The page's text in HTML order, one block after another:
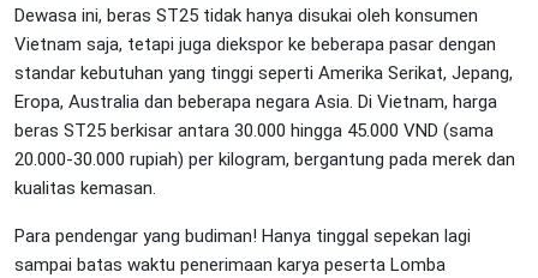
Dewasa ini, beras ST25 tidak hanya disukai oleh konsumen
Vietnam saja, tetapi juga diekspor ke beberapa pasar dengan
standar kebutuhan yang tinggi seperti Amerika Serikat, Jepang,
Eropa, Australia dan beberapa negara Asia. Di Vietnam, harga
beras ST25 berkisar antara 30.000 hingga 45.000 VND (sama
20.000-30.000 rupiah) per kilogram, bergantung pada merek dan
kualitas kemasan.
Para pendengar yang budiman! Hanya tinggal sepekan lagi
sampai batas waktu penerimaan karya peserta Lomba